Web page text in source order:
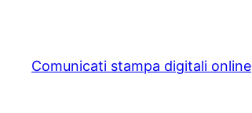
content
Comunicati stampa digitali online